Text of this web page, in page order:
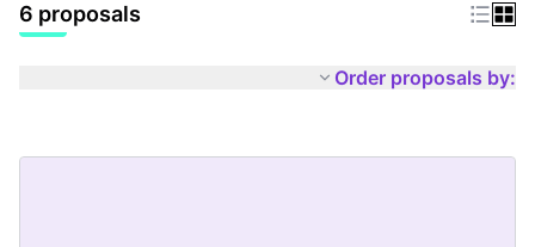
6 proposals
Order proposals by: